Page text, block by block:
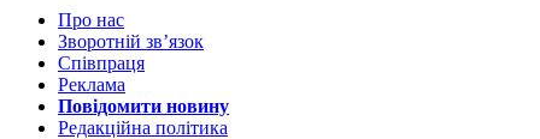
Про нас
Зворотній зв’язок
Співпраця
Реклама
Повідомити новину
Редакційна політика